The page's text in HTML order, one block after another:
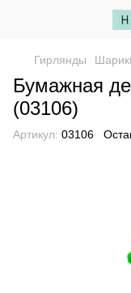
Гирлянды
Бумажная
(03106)
Артикул: 03106